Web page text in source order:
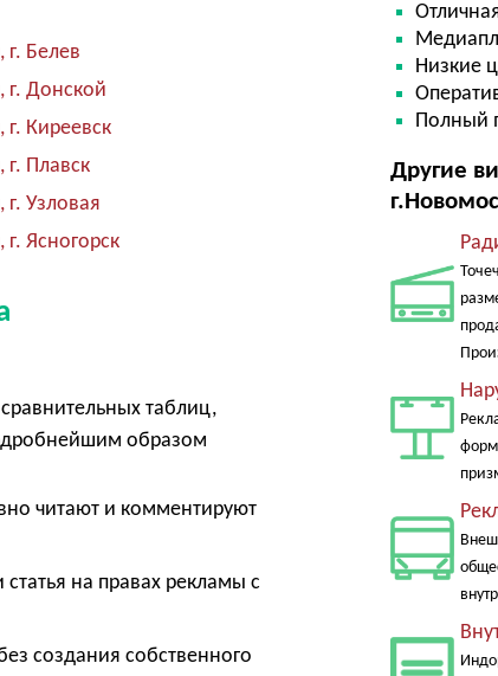
г. Белев
г. Донской
г. Киреевск
г. Плавск
г. Узловая
Ясногорск
таблиц,
образом
читают и комментируют
на правах рекламы с
создания собственного
Низкие
Полный
Другие